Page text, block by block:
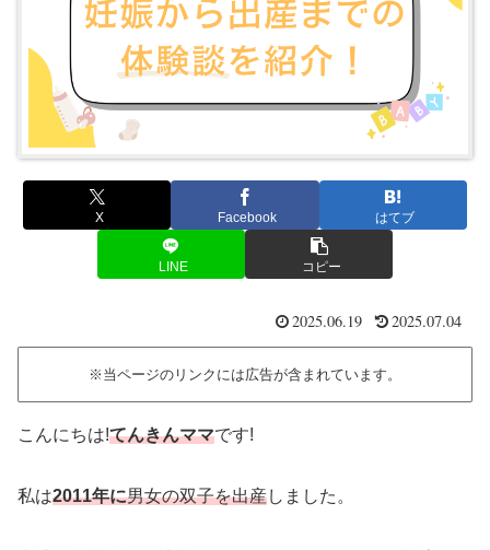
X Facebook はてブ
LINE コピー
2025.06.19 2025.07.04
※当ページのリンクには広告が含まれています。
こんにちは!てんきんママです!
私は2011年に男女の双子を出産しました。